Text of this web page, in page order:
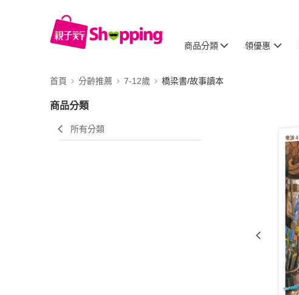
商品分類 領優惠
首頁 分齡推薦 7-12歲 橋梁書/故事讀本
商品分類
所有分類